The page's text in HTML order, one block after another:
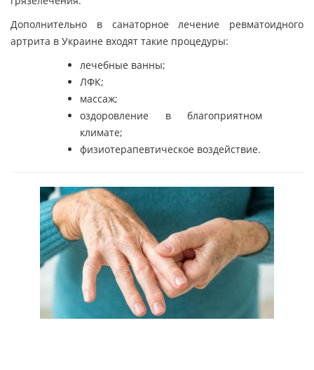
Дополнительно в санаторное лечение ревматоидного
артрита в Украине входят такие процедуры:
лечебные ванны;
ЛФК;
массаж;
оздоровление в благоприятном
климате;
физиотерапевтическое воздействие.